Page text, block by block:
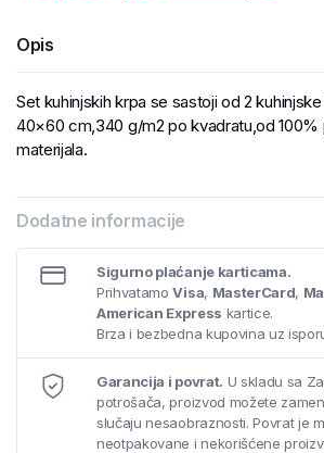
Opis
Set kuhinjskih krpa se sastoji od 2
40×60 cm,340 g/m2 po kvadratu,od 100%
materijala.
Dodatne informacije
Sigurno plaćanje karticama.
PrihvatamoVisa, MasterCard,
American Express kartice.
Brza i bezbedna kupovina uz
Garancija i povrat. U skladu sa
potrošača, proizvod možete
slučaju nesaobraznosti. Povrat je
neotpakovane i nekorišćene